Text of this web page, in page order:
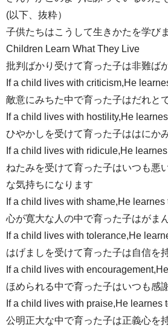
(以下、抜粋）
子供たちはこうして生きかたを学び
Children Learn What They Live
批判ばかり受けて育った子は非難ば
If a child lives with criticism,He
敵意にみちた中で育った子はだれと
If a child lives with hostility,He
ひやかしを受けて育った子ははにか
If a child lives with ridicule,He
ねたみを受けて育った子はいつも悪
な気持ちになります
If a child lives with shame,He learnes
心が寛大な人の中で育った子はがま
If a child lives with tolerance,He
はげましを受けて育った子は自信を
If a child lives with
ほめられる中で育った子はいつも感
If a child lives with praise,He learnes
公明正大な中で育った子は正義心を